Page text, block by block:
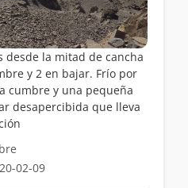
desde la mitad de cancha
y 2 en bajar. Frío por
cumbre y una pequeña
desapercibida que lleva
02-09